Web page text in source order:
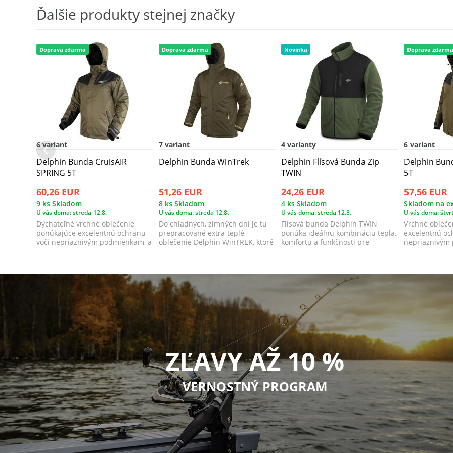
Ďalšie produkty stejnej značky
Doprava zdarma
6 variant
Delphin Bunda CruisAIR
SPRING 5T
60,26 EUR
9 ks Skladom
U vás doma: streda 12.8.
Dýchateľné vrchné oblečenie
ponúkajúce excelentnú ochranu
voči nepriaznivým podmienkam, a
Doprava zdarma
7 variant
Delphin Bunda WinTrek
51,26 EUR
8 ks Skladom
U vás doma: streda 12.8.
Do chladných, zimných dní je tu
prepracované extra teplé
oblečenie Delphin WinTREK, ktoré
Novinka
4 varianty
Delphin Flísová Bunda Zip
TWIN
24,26 EUR
4 ks Skladom
U vás doma: streda 12.8.
Flisová bunda Delphin TWIN
ponúka ideálnu kombináciu tepla,
komfortu a funkčnosti pre
Doprava zdarma
6 variant
Delphin
5T
57,56 EUR
Skladom na
U vás doma:
Vrchné
excelentnú
nepriaznivým
ZĽAVY AŽ 10 %
VERNOSTNÝ PROGRAM